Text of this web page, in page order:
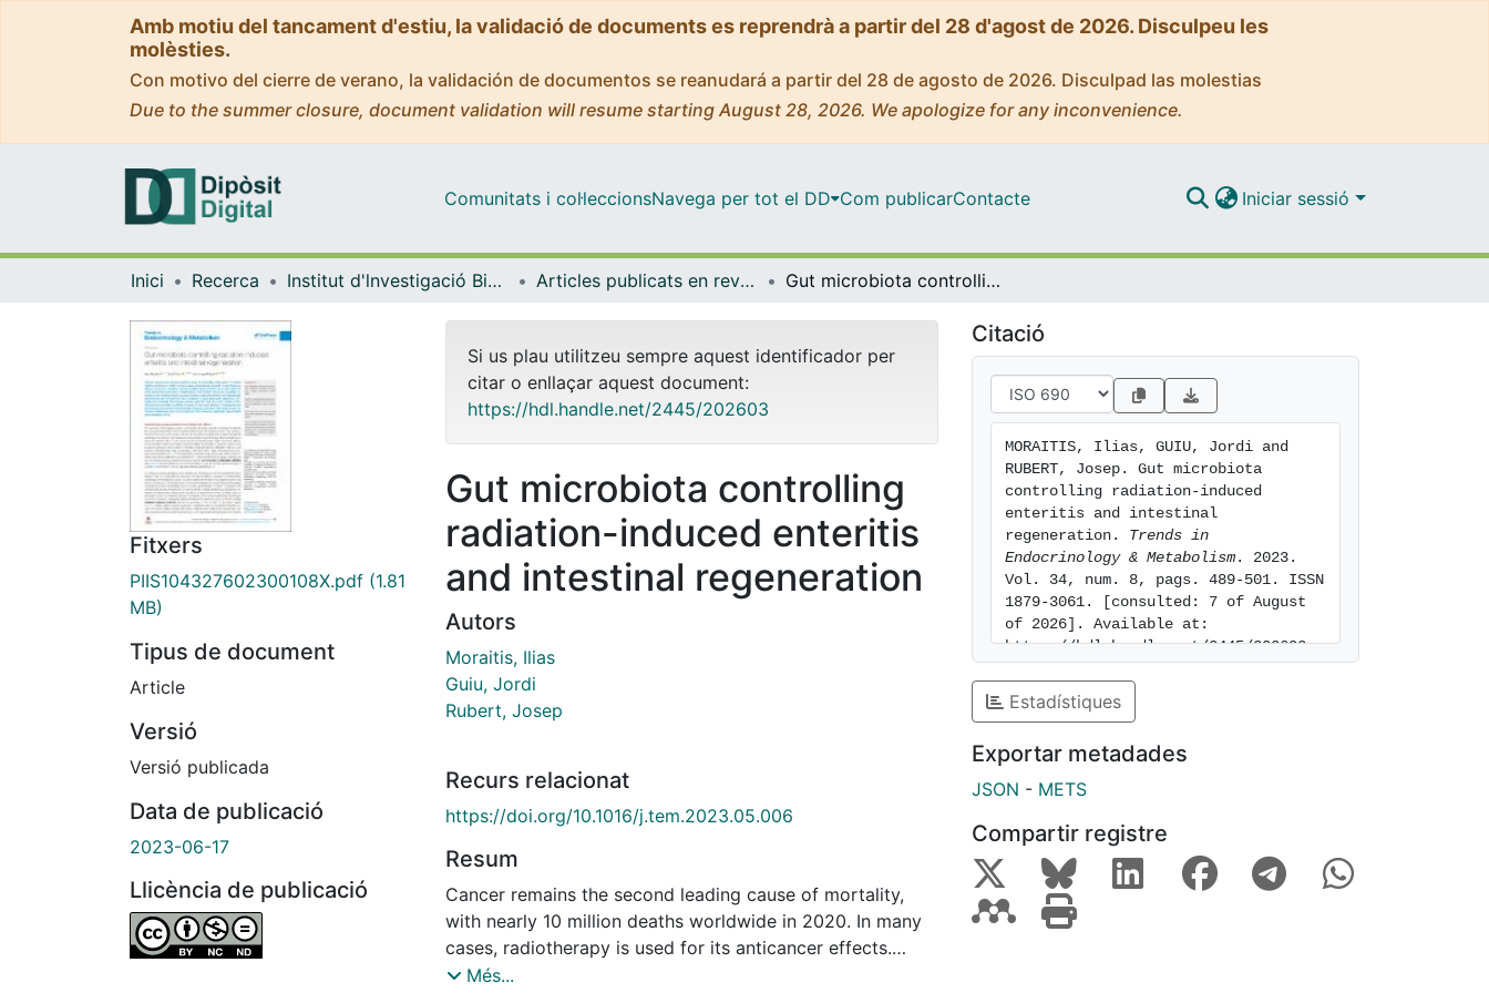
Amb motiu del tancament d'estiu, la validació de documents es reprendrà a partir del 28 d'agost de 2026. Disculpeu les
molèsties.
Con motivo del cierre de verano, la validación de documentos se reanudará a partir del 28 de agosto de 2026. Disculpad las molestias
Due to the summer closure, document validation will resume starting August 28, 2026. We apologize for any inconvenience.
Comunitats i col·leccionsNavega per tot el DD Com publicarContacte Iniciar sessió
Inici Recerca Institut d'lnvestigació Biomèdica de Bellvitge (IDIBELL) Articles publicats en revistes (Institut d'lnvestigació Biomèdica de Bellvitge (IDIBELL)) Gut microbiota controlling radiation-induced enteritis and intestinal regeneration
Fitxers
PIIS104327602300108X.pdf (1.81
MB)
Tipus de document
Article
Versió
Versió publicada
Data de publicació
2023-06-17
Llicència de publicació
Si us plau utilitzeu sempre aquest identificador per
citar o enllaçar aquest document:
https://hdl.handle.net/2445/202603
Gut microbiota controlling
radiation-induced enteritis
and intestinal regeneration
Autors
Moraitis, Ilias
Guiu, Jordi
Rubert, Josep
Recurs relacionat
https://doi.org/10.1016/j.tem.2023.05.006
Resum
Cancer remains the second leading cause of mortality,
with nearly 10 million deaths worldwide in 2020. In many
cases, radiotherapy is used for its anticancer effects.
However, radiation causes healthy tissue toxicity as a side
Més...
Citació
MORAITIS, Ilias, GUIU, Jordi and
RUBERT, Josep. Gut microbiota
controlling radiation-induced
enteritis and intestinal
regeneration. Trends in
Endocrinology & Metabolism . 2023.
Vol. 34, num. 8, pags. 489-501. ISSN
1879-3061. [consulted: 7 of August
of 2026]. Available at:
https://hdl.handle.net/2445/202603
Estadístiques
Exportar metadades
JSON - METS
Compartir registre